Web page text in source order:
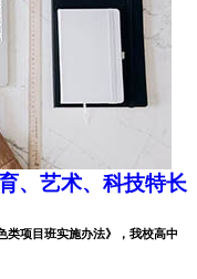
、艺术、科技特长
类项目班实施办法》，我校高中